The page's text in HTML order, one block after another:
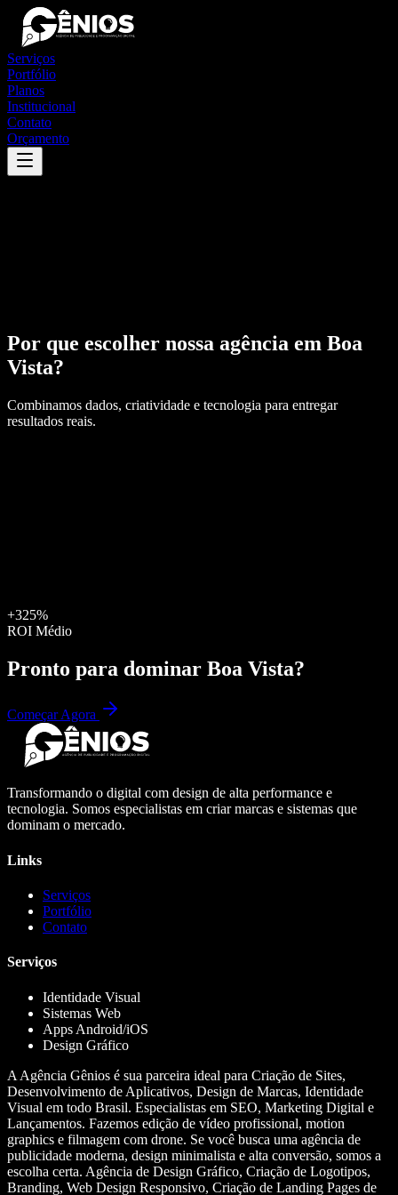
Serviços
Portfólio
Planos
Institucional
Contato
Orçamento
Por que escolher nossa agência em Boa
Vista?
Combinamos dados, criatividade e tecnologia para entregar
resultados reais.
+325%
ROI Médio
Pronto para dominar Boa Vista?
Começar Agora
Transformando o digital com design de alta performance e
tecnologia. Somos especialistas em criar marcas e sistemas que
dominam o mercado.
Links
Serviços
Portfólio
Contato
Serviços
Identidade Visual
Sistemas Web
Apps Android/iOS
Design Gráfico
A Agência Gênios é sua parceira ideal para Criação de Sites,
Desenvolvimento de Aplicativos, Design de Marcas, Identidade
Visual em todo Brasil. Especialistas em SEO, Marketing Digital e
Lançamentos. Fazemos edição de vídeo profissional, motion
graphics e filmagem com drone. Se você busca uma agência de
publicidade moderna, design minimalista e alta conversão, somos a
escolha certa. Agência de Design Gráfico, Criação de Logotipos,
Branding, Web Design Responsivo, Criação de Landing Pages de